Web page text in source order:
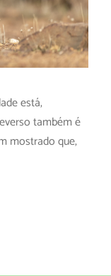
está,
também é
mostrado que,